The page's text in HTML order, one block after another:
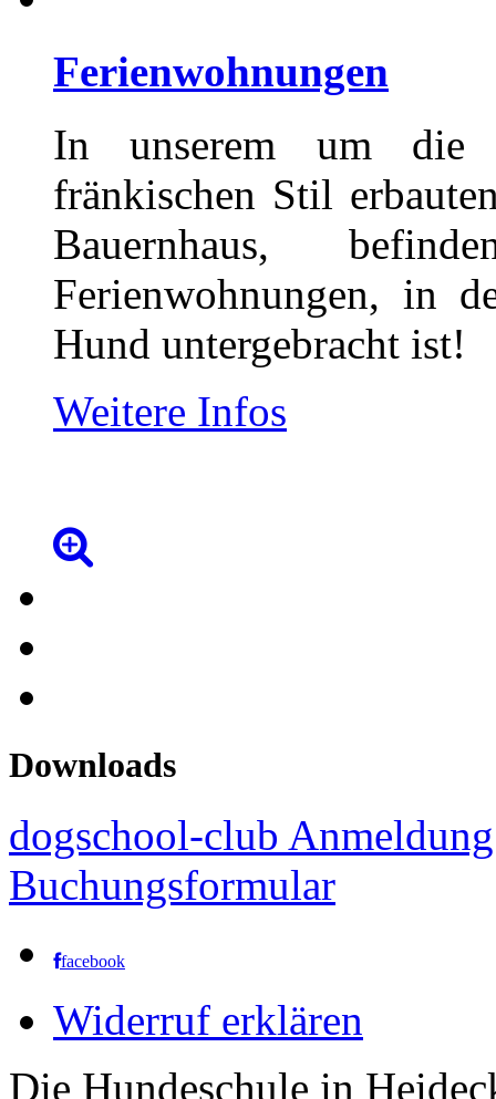
Ferienwohnungen
In unserem um die
fränkischen Stil
Bauernhaus,
Ferienwohnungen, in
Hund untergebracht ist!
Weitere Infos
Downloads
dogschool-club Anmeldung
Buchungsformular
facebook
Widerruf erklären
Die Hundeschule in